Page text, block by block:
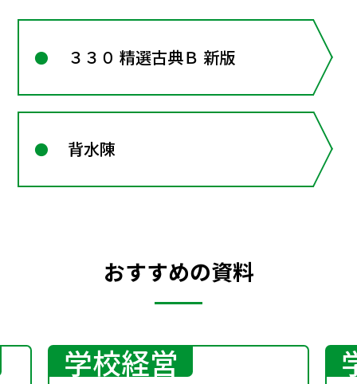
３３０ 精選古典Ｂ 新版
背水陳
おすすめの資料
学校経営